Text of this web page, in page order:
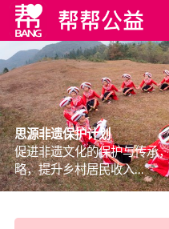
思源非遗保护计划
促进非遗文化的保护与传承
略，提升乡村居民收入...